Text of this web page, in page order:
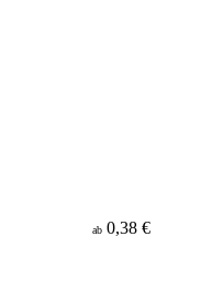
ab 0,38 €